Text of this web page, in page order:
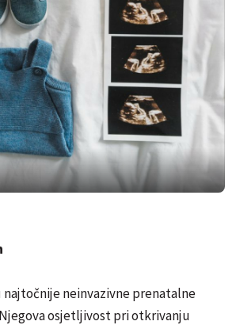
najtočnije neinvazivne prenatalne
osjetljivost pri otkrivanju